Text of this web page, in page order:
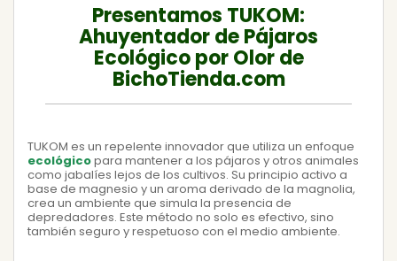
Presentamos TUKOM:
Ahuyentador de Pájaros
Ecológico por Olor de
BichoTienda.com
TUKOM es un repelente innovador que utiliza un enfoque
ecológicopara mantener a los pájaros y otros animales
como jabalíes lejos de los cultivos. Su principio activo a
base de magnesio y un aroma derivado de la magnolia,
crea un ambiente que simula la presencia de
depredadores. Este método no solo es efectivo, sino
también seguro y respetuoso con el medio ambiente.